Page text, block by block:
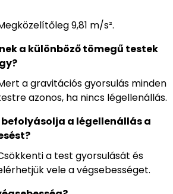
9,81 m/s².
a különböző tömegű testek
a gravitációs gyorsulás minden
azonos, ha nincs légellenállás.
a légellenállás a
a test gyorsulását és
vele a végsebességet.